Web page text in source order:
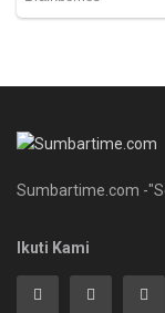
Sumbartime.com -
Ikuti Kami